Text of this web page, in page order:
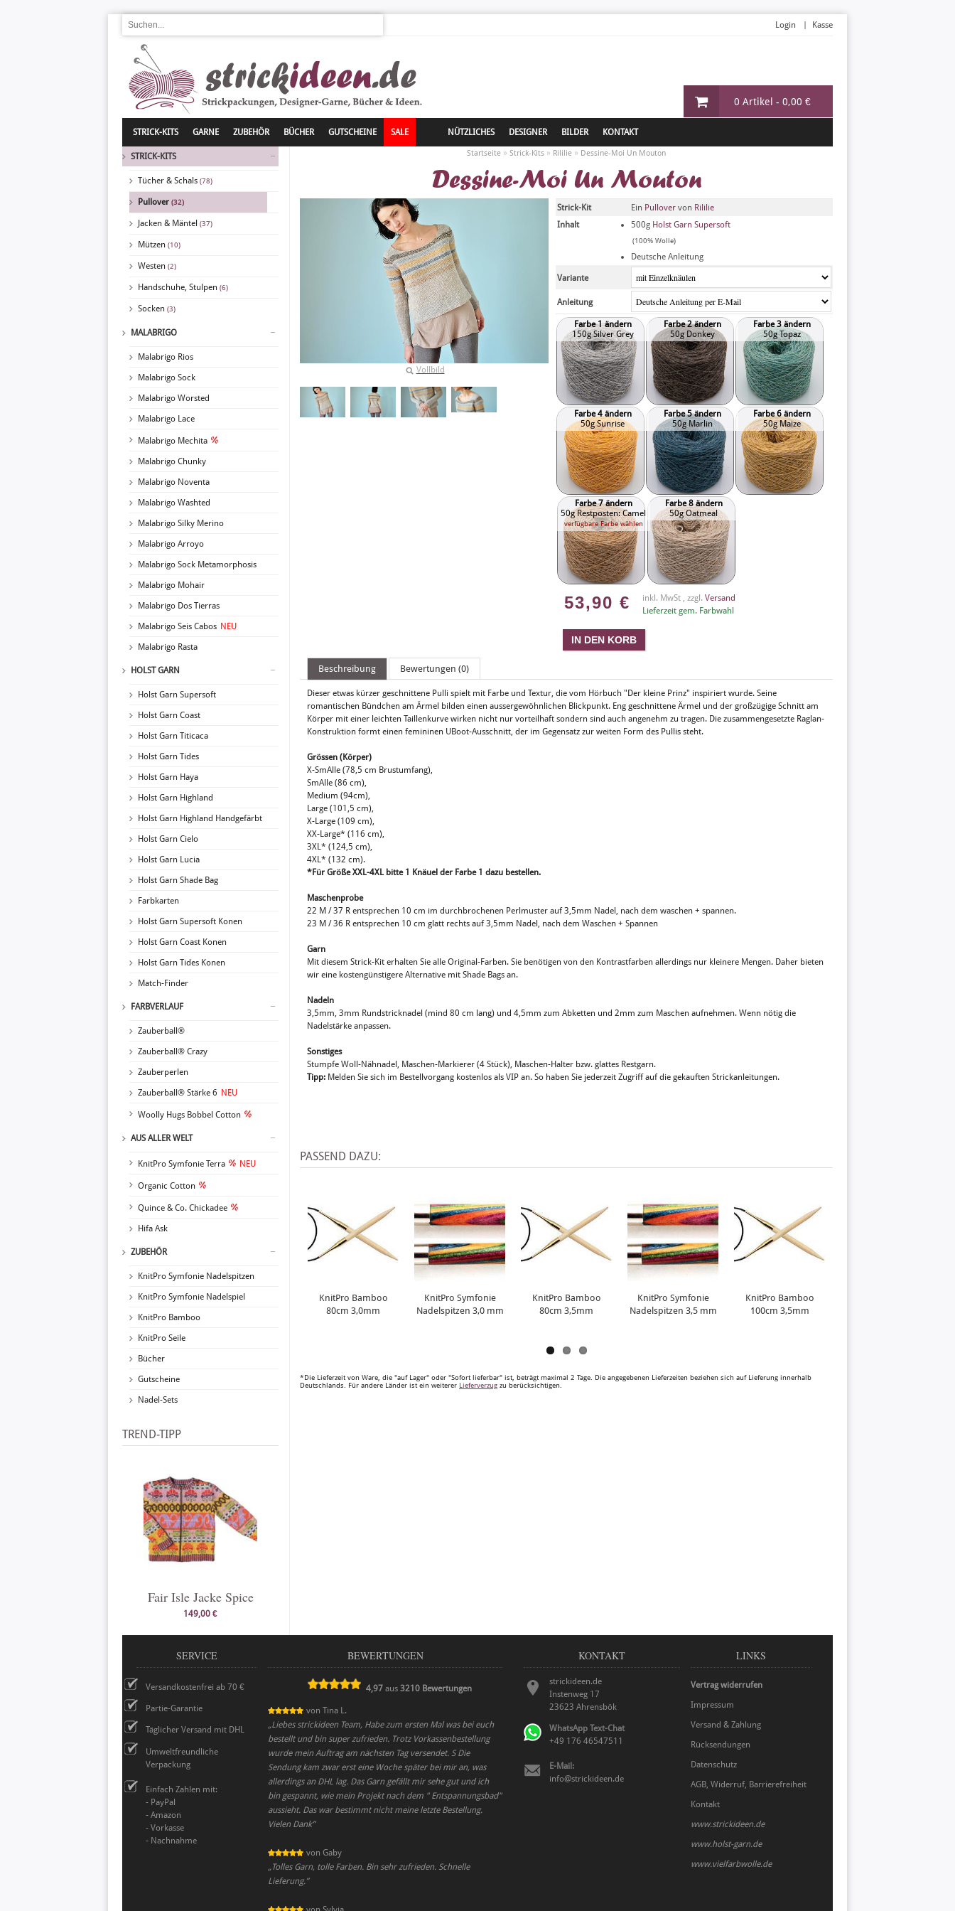
0 Artikel - 0,00 €
Login Kasse
STRICK-KITS GARNE ZUBEHÖR BÜCHER GUTSCHEINE SALE NÜTZLICHES DESIGNER BILDER KONTAKT
STRICK-KITS
Tücher & Schals (78)
Pullover (32)
Jacken & Mäntel (37)
Mützen (10)
Westen (2)
Handschuhe, Stulpen (6)
Socken (3)
MALABRIGO
Malabrigo Rios
Malabrigo Sock
Malabrigo Worsted
Malabrigo Lace
Malabrigo Mechita
Malabrigo Chunky
Malabrigo Noventa
Malabrigo Washted
Malabrigo Silky Merino
Malabrigo Arroyo
Malabrigo Sock Metamorphosis
Malabrigo Mohair
Malabrigo Dos Tierras
Malabrigo Seis Cabos NEU
Malabrigo Rasta
HOLST GARN
Holst Garn Supersoft
Holst Garn Coast
Holst Garn Titicaca
Holst Garn Tides
Holst Garn Haya
Holst Garn Highland
Holst Garn Highland Handgefärbt
Holst Garn Cielo
Holst Garn Lucia
Holst Garn Shade Bag
Farbkarten
Holst Garn Supersoft Konen
Holst Garn Coast Konen
Holst Garn Tides Konen
Match-Finder
FARBVERLAUF
Zauberball®
Zauberball® Crazy
Zauberperlen
Zauberball® Stärke 6 NEU
Woolly Hugs Bobbel Cotton
AUS ALLER WELT
KnitPro Symfonie Terra NEU
Organic Cotton
Quince & Co. Chickadee
Hifa Ask
ZUBEHÖR
KnitPro Symfonie Nadelspitzen
KnitPro Symfonie Nadelspiel
KnitPro Bamboo
KnitPro Seile
Bücher
Gutscheine
Nadel-Sets
TREND-TIPP
Fair Isle Jacke Spice
149,00 €
Startseite » Strick-Kits » Rililie » Dessine-Moi Un Mouton
Dessine-Moi Un Mouton
Vollbild
Strick-Kit Ein Pullover von Rililie
Inhalt
500g Holst Garn Supersoft
(100% Wolle)
Deutsche Anleitung
Variante
Anleitung
Farbe 1 ändern
150g Silver Grey
Farbe 2 ändern
50g Donkey
Farbe 3 ändern
50g Topaz
Farbe 4 ändern
50g Sunrise
Farbe 5 ändern
50g Marlin
Farbe 6 ändern
50g Maize
Farbe 7 ändern
50g Restposten: Camel
verfügbare Farbe wählen
Farbe 8 ändern
50g Oatmeal
53,90 € inkl. MwSt , zzgl. Versand
Lieferzeit gem. Farbwahl
Beschreibung Bewertungen (0)
Dieser etwas kürzer geschnittene Pulli spielt mit Farbe und Textur, die vom Hörbuch "Der kleine Prinz" inspiriert wurde. Seine
romantischen Bündchen am Ärmel bilden einen aussergewöhnlichen Blickpunkt. Eng geschnittene Ärmel und der großzügige Schnitt am
Körper mit einer leichten Taillenkurve wirken nicht nur vorteilhaft sondern sind auch angenehm zu tragen. Die zusammengesetzte Raglan-
Konstruktion formt einen femininen UBoot-Ausschnitt, der im Gegensatz zur weiten Form des Pullis steht.
Grössen (Körper)
X-SmAlle (78,5 cm Brustumfang),
SmAlle (86 cm),
Medium (94cm),
Large (101,5 cm),
X-Large (109 cm),
XX-Large* (116 cm),
3XL* (124,5 cm),
4XL* (132 cm).
*Für Größe XXL-4XL bitte 1 Knäuel der Farbe 1 dazu bestellen.
Maschenprobe
22 M / 37 R entsprechen 10 cm im durchbrochenen Perlmuster auf 3,5mm Nadel, nach dem waschen + spannen.
23 M / 36 R entsprechen 10 cm glatt rechts auf 3,5mm Nadel, nach dem Waschen + Spannen
Garn
Mit diesem Strick-Kit erhalten Sie alle Original-Farben. Sie benötigen von den Kontrastfarben allerdings nur kleinere Mengen. Daher bieten
wir eine kostengünstigere Alternative mit Shade Bags an.
Nadeln
3,5mm, 3mm Rundstricknadel (mind 80 cm lang) und 4,5mm zum Abketten und 2mm zum Maschen aufnehmen. Wenn nötig die
Nadelstärke anpassen.
Sonstiges
Stumpfe Woll-Nähnadel, Maschen-Markierer (4 Stück), Maschen-Halter bzw. glattes Restgarn.
Tipp: Melden Sie sich im Bestellvorgang kostenlos als VIP an. So haben Sie jederzeit Zugriff auf die gekauften Strickanleitungen.
PASSEND DAZU:
KnitPro Bamboo
80cm 3,0mm
KnitPro Symfonie
Nadelspitzen 3,0 mm
KnitPro Bamboo
80cm 3,5mm
KnitPro Symfonie
Nadelspitzen 3,5 mm
KnitPro Bamboo
100cm 3,5mm
*Die Lieferzeit von Ware, die "auf Lager" oder "Sofort lieferbar" ist, beträgt maximal 2 Tage. Die angegebenen Lieferzeiten beziehen sich auf Lieferung innerhalb
Deutschlands. Für andere Länder ist ein weiterer Lieferverzug zu berücksichtigen.
SERVICE
Versandkostenfrei ab 70 €
Partie-Garantie
Täglicher Versand mit DHL
Umweltfreundliche
Verpackung
Einfach Zahlen mit:
- PayPal
- Amazon
- Vorkasse
- Nachnahme
BEWERTUNGEN
4,97 aus3210 Bewertungen
von Tina L.
„Liebes strickideen Team, Habe zum ersten Mal was bei euch
bestellt und bin super zufrieden. Trotz Vorkassenbestellung
wurde mein Auftrag am nächsten Tag versendet. S Die
Sendung kam zwar erst eine Woche später bei mir an, was
allerdings an DHL lag. Das Garn gefällt mir sehe gut und ich
bin gespannt, wie mein Projekt nach dem " Entspannungsbad"
aussieht. Das war bestimmt nicht meine letzte Bestellung.
Vielen Dank”
von Gaby
„Tolles Garn, tolle Farben. Bin sehr zufrieden. Schnelle
Lieferung.”
KONTAKT
strickideen.de
Instenweg 17
23623 Ahrensbök
WhatsApp Text-Chat
+49 176 46547511
E-Mail:
info@strickideen.de
LINKS
Vertrag widerrufen
Impressum
Versand & Zahlung
Rücksendungen
Datenschutz
AGB, Widerruf, Barrierefreiheit
Kontakt
www.strickideen.de
www.holst-garn.de
www.vielfarbwolle.de